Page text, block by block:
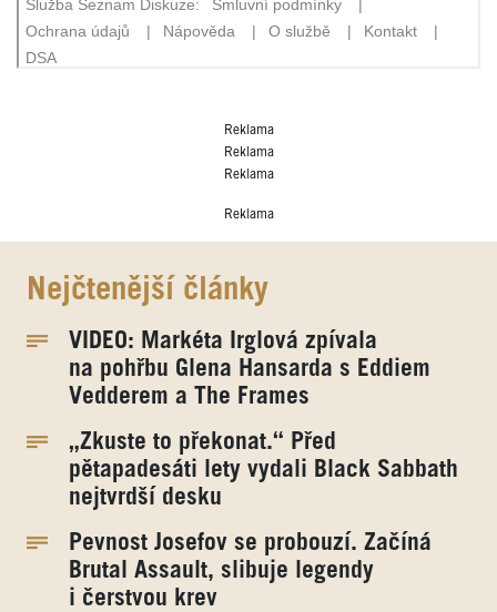
Reklama
Reklama
Reklama
Reklama
Nejčtenější články
VIDEO: Markéta Irglová zpívala
na pohřbu Glena Hansarda s Eddiem
Vedderem a The Frames
„Zkuste to překonat.“ Před
pětapadesáti lety vydali Black Sabbath
nejtvrdší desku
Pevnost Josefov se probouzí. Začíná
Brutal Assault, slibuje legendy
i čerstvou krev